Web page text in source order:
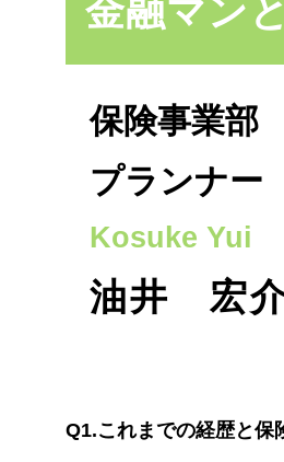
金融マン
保険事業部
プランナー
Kosuke Yui
油井 宏
Q1.これまでの経歴と保